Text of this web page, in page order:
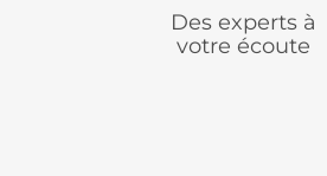
Des experts à
votre écoute